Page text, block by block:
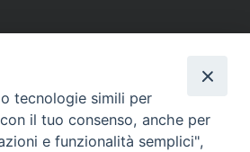
DI ALBANO
- Fax.: 06.9323844
tecnologie simili per
il tuo consenso, anche per
e funzionalità semplici",